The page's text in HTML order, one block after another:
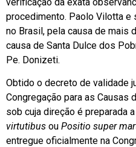
procedimento. Paolo Vilotta e
no Brasil, pela causa de mais
causa de Santa Dulce dos
Pe. Donizeti.
Obtido o decreto de validade
Congregação para as Causas
sob cuja direção é preparada
virtutibus ou Positio super
entregue oficialmente na